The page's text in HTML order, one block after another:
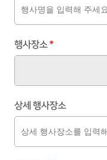
행사장소*
상세 행사장소